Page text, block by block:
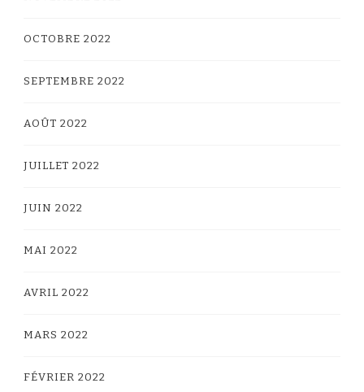
OCTOBRE 2022
SEPTEMBRE 2022
AOÛT 2022
JUILLET 2022
JUIN 2022
MAI 2022
AVRIL 2022
MARS 2022
FÉVRIER 2022